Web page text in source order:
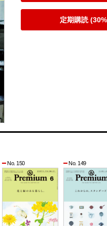
定期購読
No. 150 No. 149